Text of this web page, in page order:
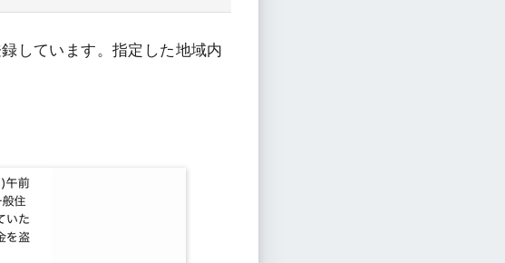
しています。指定した地域内